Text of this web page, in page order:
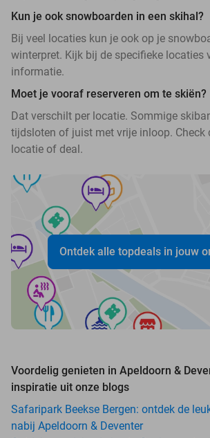
Kun je ook snowboarden in een skihal?
Bij veel locaties kun je ook op je
winterpret. Kijk bij de specifieke locaties
informatie.
Moet je vooraf reserveren om te skiën?
Dat verschilt per locatie. Sommige
tijdsloten of juist met vrije inloop. Check
locatie of deal.
Ontdek alle topdeals in jouw
Voordelig genieten in Apeldoorn &
inspiratie uit onze blogs
Safaripark Beekse Bergen: ontdek de
nabij Apeldoorn & Deventer